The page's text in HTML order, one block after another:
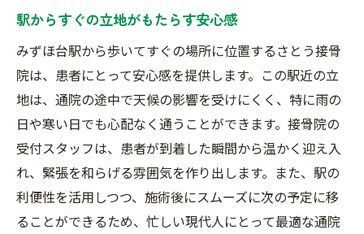
駅からすぐの立地がもたらす安心感
みずほ台駅から歩いてすぐの場所に位置するさとう接骨
院は、患者にとって安心感を提供します。この駅近の立
地は、通院の途中で天候の影響を受けにくく、特に雨の
日や寒い日でも心配なく通うことができます。接骨院の
受付スタッフは、患者が到着した瞬間から温かく迎え入
れ、緊張を和らげる雰囲気を作り出します。また、駅の
利便性を活用しつつ、施術後にスムーズに次の予定に移
ることができるため、忙しい現代人にとって最適な通院